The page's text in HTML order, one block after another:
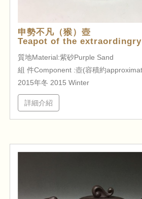
申勢不凡（猴）壺
Teapot of the
質地Material:紫砂Purple Sand
組 件Component :壺(容積約
2015年冬 2015 Winter
詳細介紹